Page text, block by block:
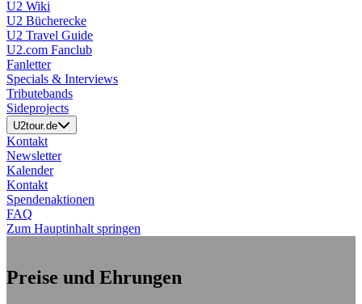
U2 Wiki
U2 Bücherecke
U2 Travel Guide
U2.com Fanclub
Fanletter
Specials & Interviews
Tributebands
Sideprojects
U2tour.de
Kontakt
Newsletter
Kalender
Kontakt
Spendenaktionen
FAQ
Zum Hauptinhalt springen
Preise und Ehrungen